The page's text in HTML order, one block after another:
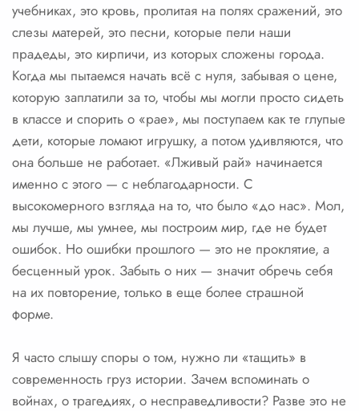
учебниках, это кровь, пролитая на полях сражений, это
слезы матерей, это песни, которые пели наши
прадеды, это кирпичи, из которых сложены города.
Когда мы пытаемся начать всё с нуля, забывая о цене,
которую заплатили за то, чтобы мы могли просто сидеть
в классе и спорить о «рае», мы поступаем как те глупые
дети, которые ломают игрушку, а потом удивляются, что
она больше не работает. «Лживый рай» начинается
именно с этого — с неблагодарности. С
высокомерного взгляда на то, что было «до нас». Мол,
мы лучше, мы умнее, мы построим мир, где не будет
ошибок. Но ошибки прошлого — это не проклятие, а
бесценный урок. Забыть о них — значит обречь себя
на их повторение, только в еще более страшной
форме.
Я часто слышу споры о том, нужно ли «тащить» в
современность груз истории. Зачем вспоминать о
войнах, о трагедиях, о несправедливости? Разве это не